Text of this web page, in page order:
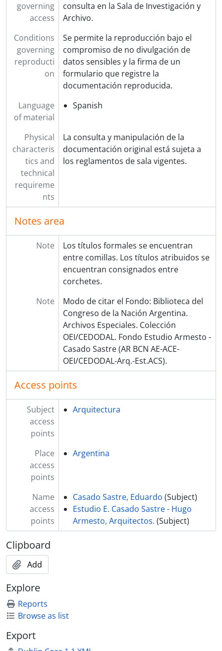
governing
access
consulta en la Sala de Investigación y
Archivo.
Conditions
governing
reproducti
on
Se permite la reproducción bajo el
compromiso de no divulgación de
datos sensibles y la firma de un
formulario que registre la
documentación reproducida.
Language
of material
Spanish
Physical
characteris
tics and
technical
requireme
nts
La consulta y manipulación de la
documentación original está sujeta a
los reglamentos de sala vigentes.
Notes area
Note
Los títulos formales se encuentran
entre comillas. Los títulos atribuidos se
encuentran consignados entre
corchetes.
Note
Modo de citar el Fondo: Biblioteca del
Congreso de la Nación Argentina.
Archivos Especiales. Colección
OEI/CEDODAL. Fondo Estudio Armesto -
Casado Sastre (AR BCN AE-ACE-
OEI/CEDODAL-Arq.-Est.ACS).
Access points
Subject
access
points
Arquitectura
Place
access
points
Argentina
Name
access
points
Casado Sastre, Eduardo (Subject)
Estudio E. Casado Sastre - Hugo
Armesto, Arquitectos. (Subject)
Clipboard
Add
Explore
Reports
Browse as list
Export